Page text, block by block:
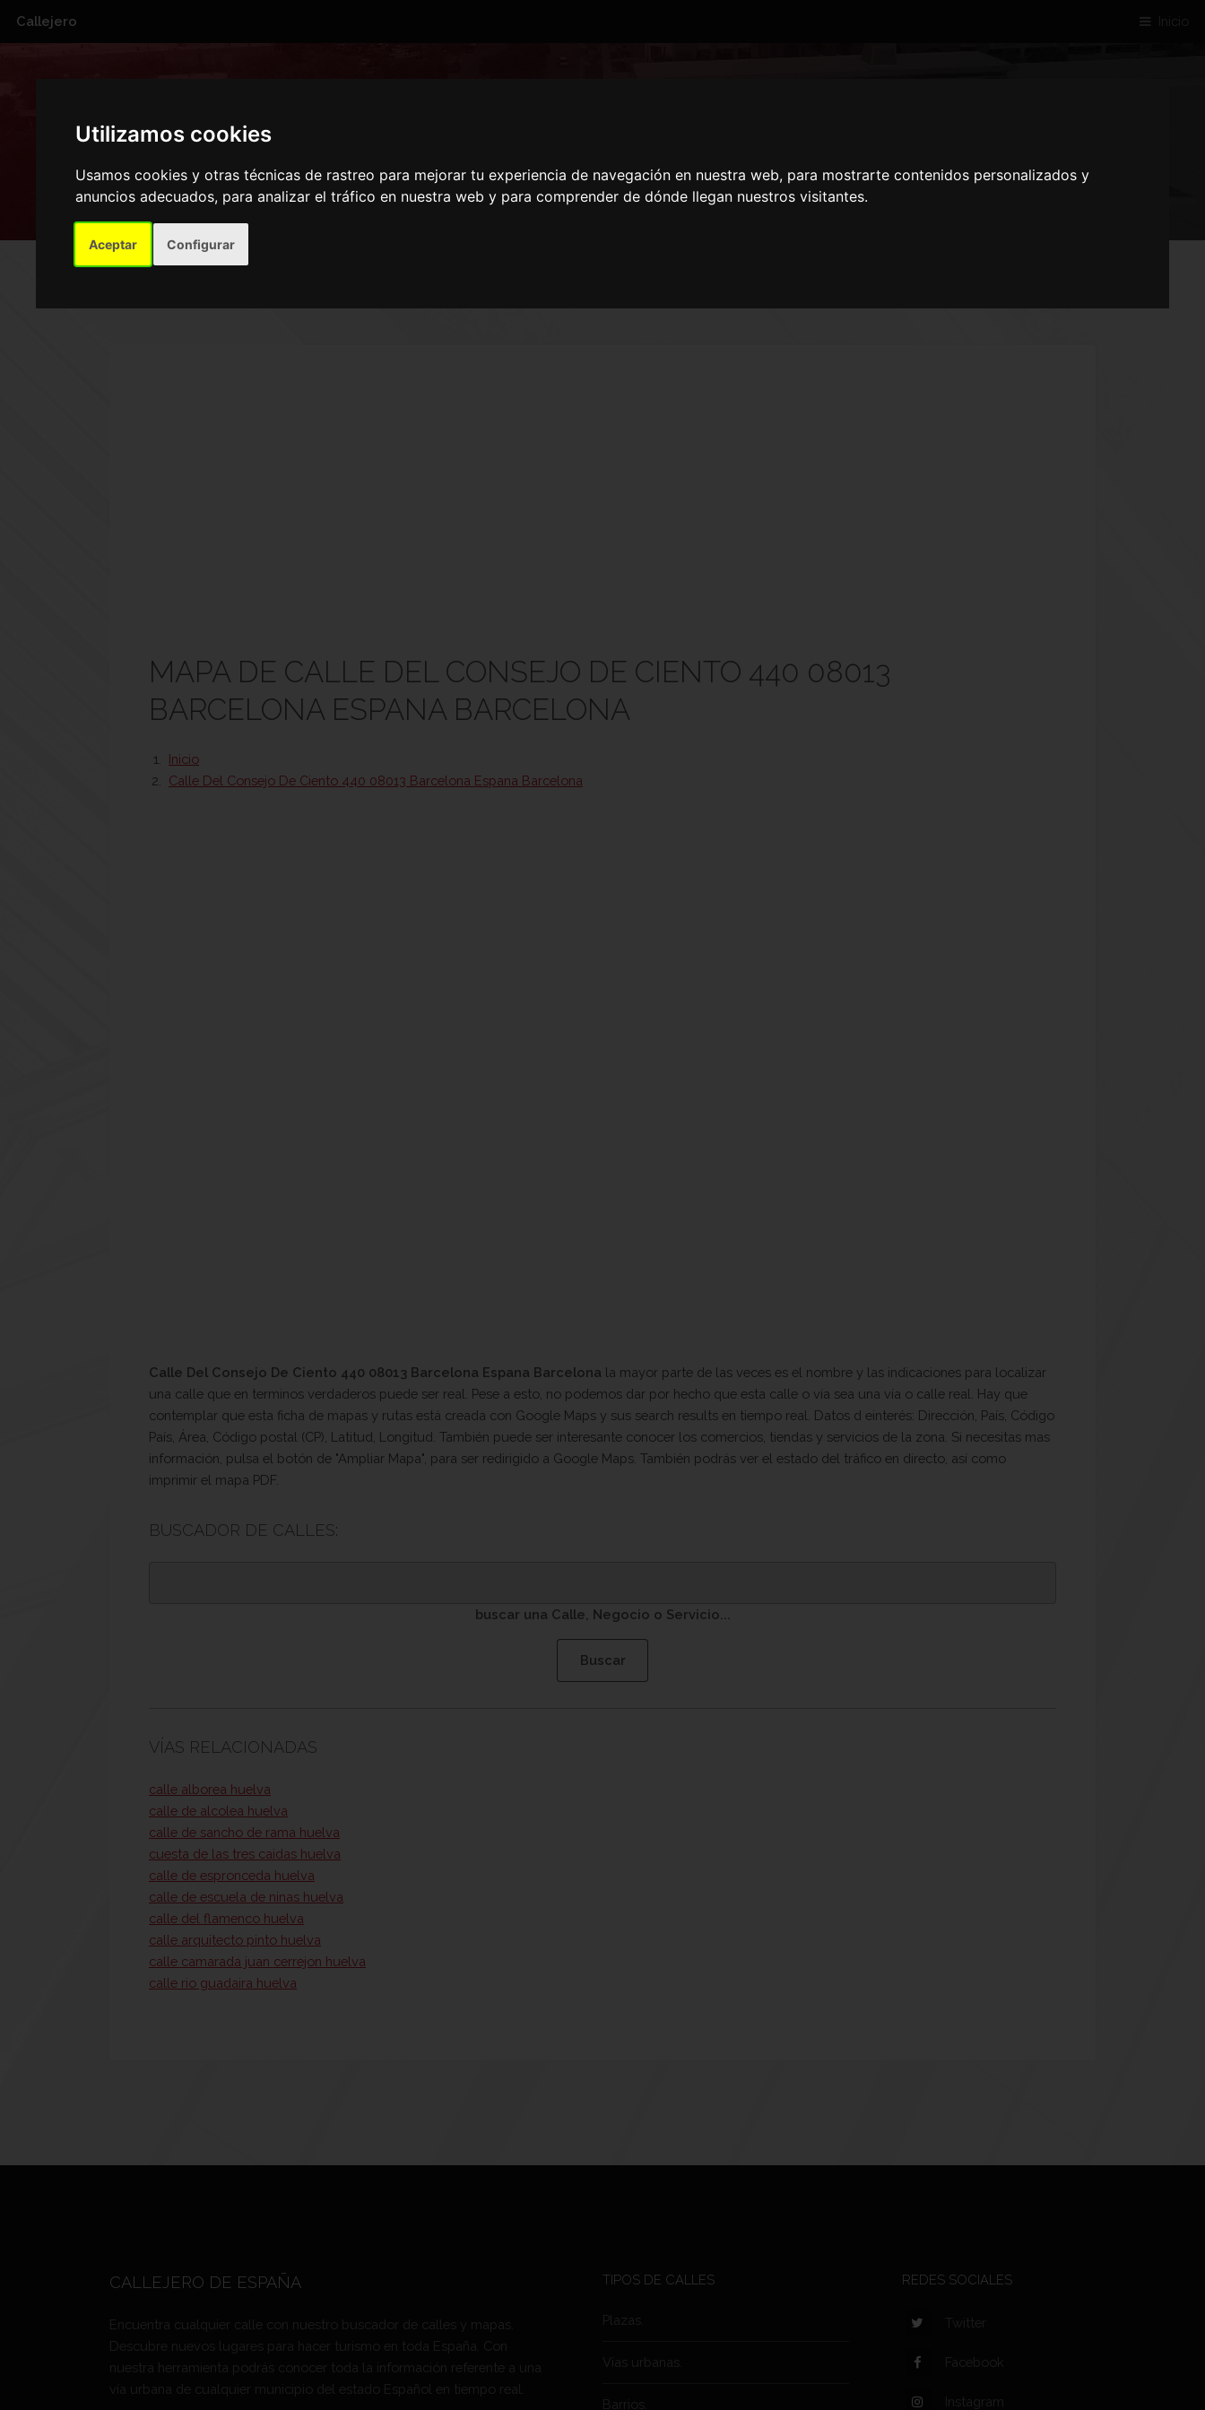
Utilizamos cookies
Usamos cookies y otras técnicas de rastreo para mejorar tu experiencia de navegación en nuestra web, para mostrarte contenidos personalizados y
anuncios adecuados, para analizar el tráfico en nuestra web y para comprender de dónde llegan nuestros visitantes.
Aceptar Configurar
Callejero Inicio
CALLE DEL CONSEJO DE CIENTO 440 08013 BARCELONA
ESPANA BARCELONA
MAPA DE CALLE DEL CONSEJO DE CIENTO 440 08013
BARCELONA ESPANA BARCELONA
Inicio
Calle Del Consejo De Ciento 440 08013 Barcelona Espana Barcelona
Calle Del Consejo De Ciento 440 08013 Barcelona Espana Barcelona la mayor parte de las veces es el nombre y las indicaciones para localizar
una calle que en terminos verdaderos puede ser real. Pese a esto, no podemos dar por hecho que esta calle o vía sea una vía o calle real. Hay que
contemplar que esta ficha de mapas y rutas está creada con Google Maps y sus search results en tiempo real. Datos d einterés: Dirección, País, Código
País, Área, Código postal (CP), Latitud, Longitud. También puede ser interesante conocer los comercios, tiendas y servicios de la zona. Si necesitas mas
información, pulsa el botón de "Ampliar Mapa", para ser redirigido a Google Maps. También podrás ver el estado del tráfico en directo, así como
imprimir el mapa PDF.
BUSCADOR DE CALLES:
buscar una Calle, Negocio o Servicio...
VÍAS RELACIONADAS
calle alborea huelva
calle de alcolea huelva
calle de sancho de rama huelva
cuesta de las tres caidas huelva
calle de espronceda huelva
calle de escuela de ninas huelva
calle del flamenco huelva
calle arquitecto pinto huelva
calle camarada juan cerrejon huelva
calle rio guadaira huelva
CALLEJERO DE ESPAÑA
Encuentra cualquier calle con nuestro buscador de calles y mapas.
Descubre nuevos lugares para hacer turismo en toda España. Con
nuestra herramienta podrás conocer toda la información referente a una
vía urbana de cualquier municipio del estado Español en tiempo real.
TIPOS DE CALLES
Plazas.
Vías urbanas.
Barrios.
REDES SOCIALES
Twitter
Facebook
Instagram